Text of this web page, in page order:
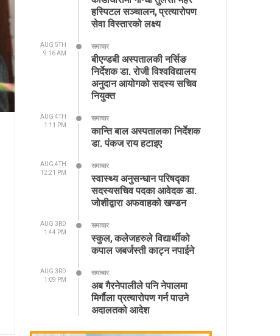
हस्पिटल सञ्चालन, प्रत्यारोपण
सेवा विस्तारको लक्ष्य
AUG 5TH
9:16 AM
समाचार
बीएन्डबी अस्पतालकी नर्सिङ
निर्देशक डा. रोजी विश्वविद्यालय
अनुदान आयोगको सदस्य सचिव
नियुक्त
AUG 4TH
1:11 PM
समाचार
कान्ति बाल अस्पतालका निर्देशक
डा. पंकज राय हटाइए
AUG 4TH
12:21 PM
समाचार
स्वास्थ्य अनुसन्धान परिषद्का
सदस्यसचिव पदका आवेदक डा.
जोशीद्वारा अफवाहको खण्डन
AUG 3RD
1:44 PM
समाचार
स्कुल, कलेजहरुले विद्यार्थीको
कपाल जबर्जस्ती काट्न नपाईने
AUG 3RD
1:09 PM
समाचार
अब गैरनेपालीले पनि नेपालमा
मिर्गौला प्रत्यारोपण गर्न पाउने
अदालतको आदेश